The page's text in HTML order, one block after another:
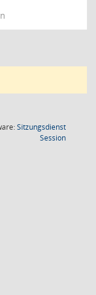
Sitzungsdienst
Session(Wird in